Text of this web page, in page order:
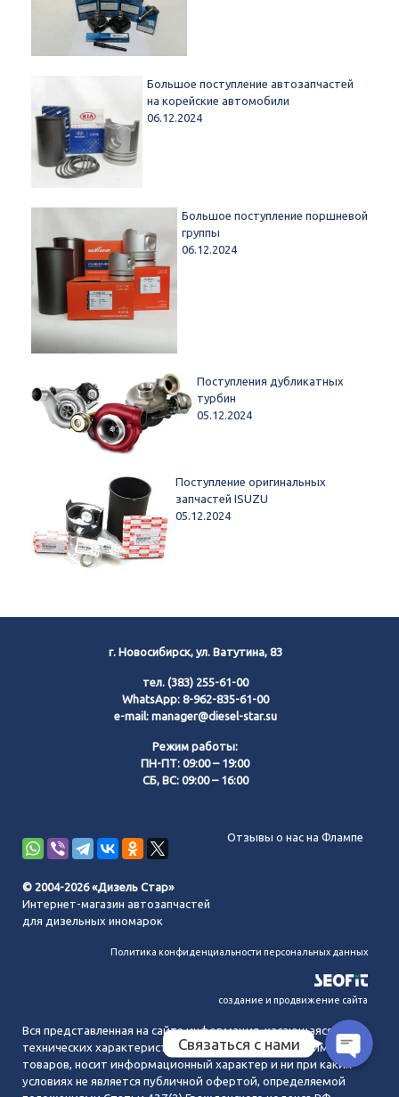
Большое поступление автозапчастей
на корейские автомобили
06.12.2024
Большое поступление поршневой
группы
06.12.2024
Поступления дубликатных
турбин
05.12.2024
Поступление оригинальных
запчастей ISUZU
05.12.2024
г. Новосибирск, ул. Ватутина, 83
тел. (383) 255-61-00
WhatsApp: 8-962-835-61-00
e-mail: manager@diesel-star.su
Режим работы:
ПН-ПТ: 09:00 – 19:00
СБ, ВС: 09:00 – 16:00
Отзывы о нас на Флампе
© 2004-2026 «Дизель Стар»
Интернет-магазин автозапчастей
для дизельных иномарок
Политика конфиденциальности персональных данных
создание и продвижение сайта
Вся представленная на сайте информация, касающаяся
технических характеристик, наличия на складе, стоимости
товаров, носит информационный характер и ни при каких
условиях не является публичной офертой, определяемой
Связаться с нами